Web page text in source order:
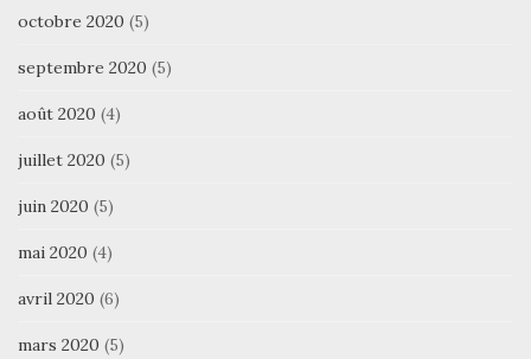
octobre 2020 (5)
septembre 2020 (5)
août 2020 (4)
juillet 2020 (5)
juin 2020 (5)
mai 2020 (4)
avril 2020 (6)
mars 2020 (5)